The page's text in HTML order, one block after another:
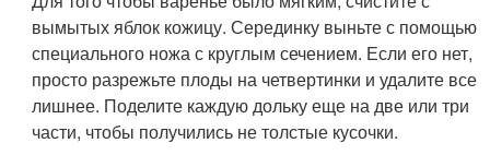
вымытых яблок кожицу. Серединку выньте с помощью
специального ножа с круглым сечением. Если его нет,
просто разрежьте плоды на четвертинки и удалите все
лишнее. Поделите каждую дольку еще на две или три
части, чтобы получились не толстые кусочки.